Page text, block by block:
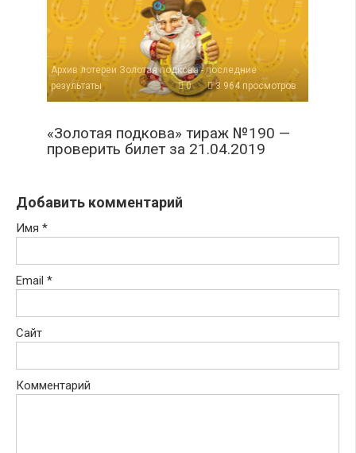
Архив лотереи Золотая подкова - последние
результаты
0 3 964 просмотров
«Золотая подкова» тираж №190 —
проверить билет за 21.04.2019
Добавить комментарий
Имя *
Email *
Сайт
Комментарий